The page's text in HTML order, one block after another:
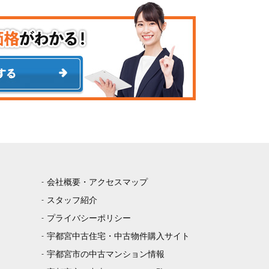
会社概要・アクセスマップ
スタッフ紹介
プライバシーポリシー
宇都宮中古住宅・中古物件購入サイト
宇都宮市の中古マンション情報